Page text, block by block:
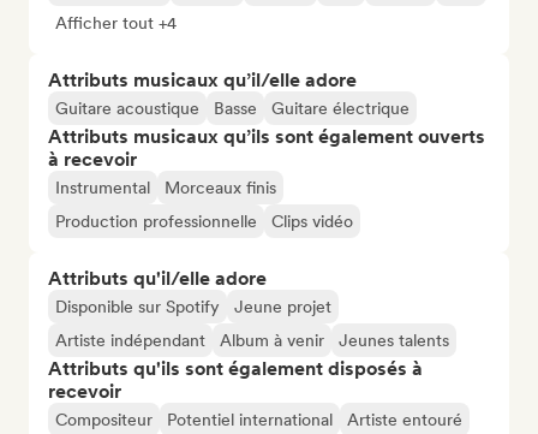
Afficher tout +4
Attributs musicaux qu’il/elle adore
Guitare acoustique Basse Guitare électrique
Attributs musicaux qu’ils sont également ouverts
à recevoir
Instrumental
Morceaux finis
Production professionnelle
Clips vidéo
Attributs qu'il/elle adore
Disponible sur Spotify
Jeune projet
Artiste indépendant
Album à venir Jeunes talents
Attributs qu'ils sont également disposés à
recevoir
Compositeur Potentiel international Artiste entouré